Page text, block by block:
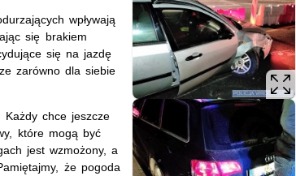
wpływają
się brakiem
się na jazdę
zarówno dla siebie
Każdy chce jeszcze
które mogą być
jest wzmożony, a
że pogoda